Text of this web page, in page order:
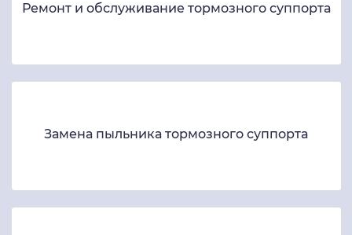
Ремонт и обслуживание тормозного суппорта
Замена пыльника тормозного суппорта